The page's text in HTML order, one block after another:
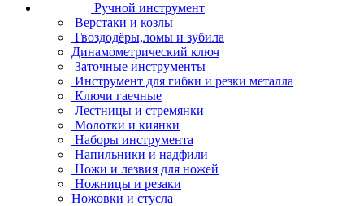
Ручной инструмент
Верстаки и козлы
Гвоздодёры,ломы и зубила
Динамометрический ключ
Заточные инструменты
Инструмент для гибки и резки металла
Ключи гаечные
Лестницы и стремянки
Молотки и киянки
Наборы инструмента
Напильники и надфили
Ножи и лезвия для ножей
Ножницы и резаки
Ножовки и стусла